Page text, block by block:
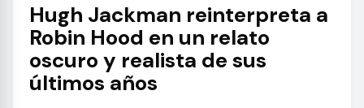
Hugh Jackman reinterpreta a
Robin Hood en un relato
oscuro y realista de sus
últimos años